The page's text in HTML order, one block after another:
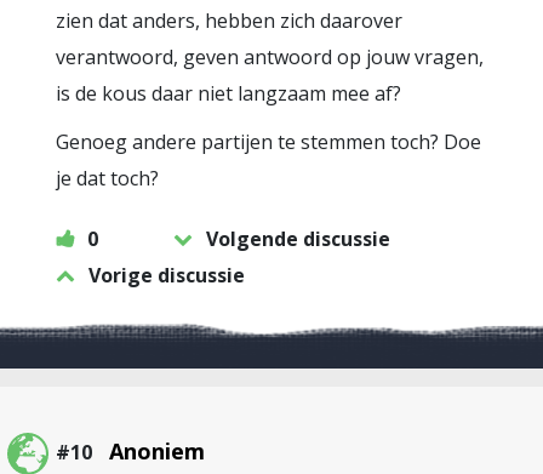
zien dat anders, hebben zich daarover
verantwoord, geven antwoord op jouw vragen,
is de kous daar niet langzaam mee af?
Genoeg andere partijen te stemmen toch? Doe
je dat toch?
0
Volgende discussie
Vorige discussie
#10 Anoniem